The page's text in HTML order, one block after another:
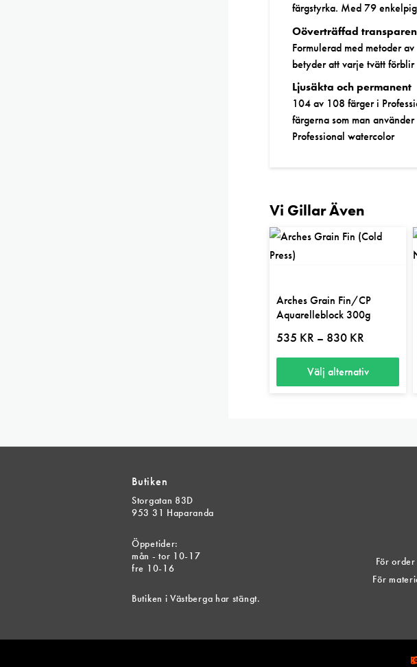
färgstyrka. Med 79
Oöverträffad
Formulerad med metoder
betyder att varje tvätt
Ljusäkta och permanent
104 av 108 färger i
färgerna som man
Professional watercolor
Vi Gillar Även
Arches Grain Fin/CP
Aquarelleblock 300g
535 KR – 830 KR
till
830 kr
Välj alternativ
har
Butiken
Storgatan 83D
953 31 Haparanda
Öppetider:
mån - tor 10-17
fre 10-16
Butiken i Västberga har stängt.
För
För